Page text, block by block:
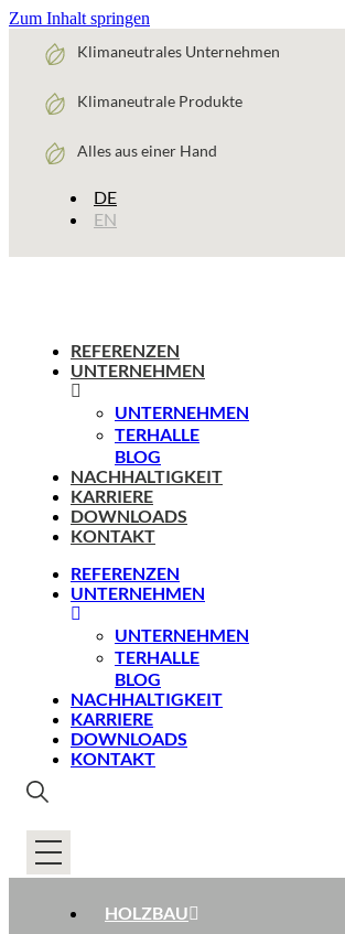
Zum Inhalt springen
Klimaneutrales Unternehmen
Klimaneutrale Produkte
Alles aus einer Hand
DE
EN
REFERENZEN
UNTERNEHMEN
UNTERNEHMEN
TERHALLE
BLOG
NACHHALTIGKEIT
KARRIERE
DOWNLOADS
KONTAKT
REFERENZEN
UNTERNEHMEN
UNTERNEHMEN
TERHALLE
BLOG
NACHHALTIGKEIT
KARRIERE
DOWNLOADS
KONTAKT
HOLZBAU